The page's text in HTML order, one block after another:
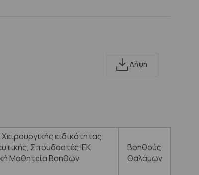
Λήψη
ειδικότητας,
Σπουδαστές ΙΕΚ
Μαθητεία Βοηθών
Βοηθούς
Θαλάμων